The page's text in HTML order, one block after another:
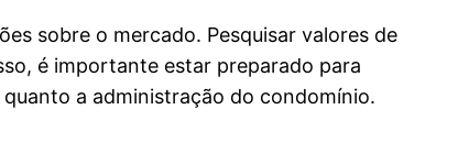
sobre o mercado. Pesquisar valores de
é importante estar preparado para
a administração do condomínio.